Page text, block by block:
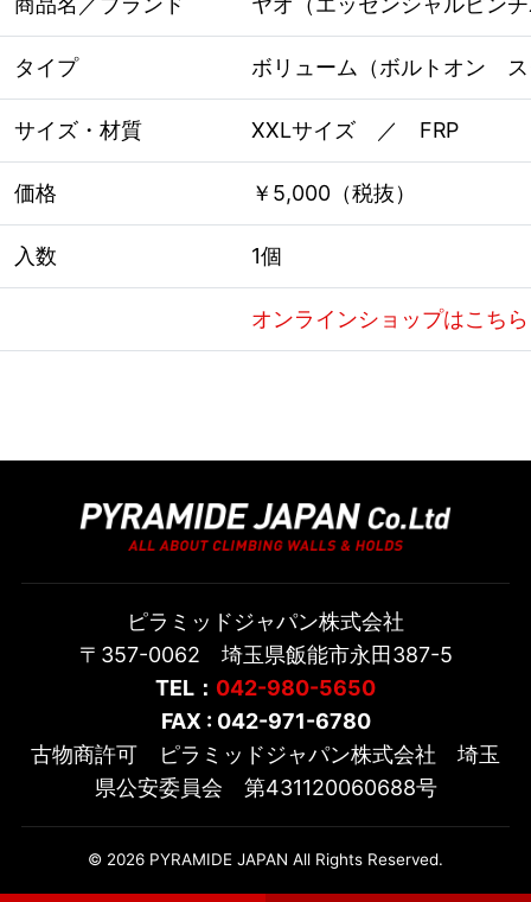
タイプ ボリューム（ボルトオン
サイズ・材質 XXLサイズ ／ FRP
価格 ￥5,000（税抜）
入数 1個
オンラインショップはこちら
ピラミッドジャパン株式会社
〒357-0062 埼玉県飯能市永田387-5
TEL： 042-980-5650
FAX : 042-971-6780
古物商許可 ピラミッドジャパン株式会社 埼玉
県公安委員会 第431120060688号
© 2026 PYRAMIDE JAPAN All Rights Reserved.